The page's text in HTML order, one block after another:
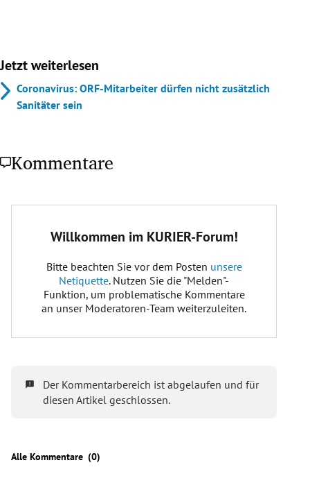
Jetzt weiterlesen
Coronavirus: ORF-Mitarbeiter dürfen nicht zusätzlich
Sanitäter sein
Kommentare